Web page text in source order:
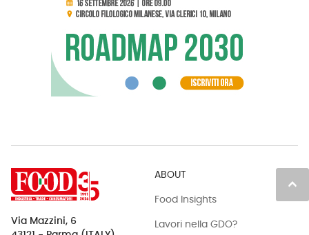
keyboard_arrow_up
Via Mazzini, 6
ABOUT
Food Insights
Lavori nella GDO?